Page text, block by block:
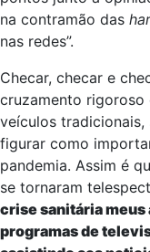
na contramão das
nas redes”.
Checar, checar e
cruzamento
veículos tradicionais,
figurar como
pandemia. Assim é
se tornaram
crise sanitária meus
programas de